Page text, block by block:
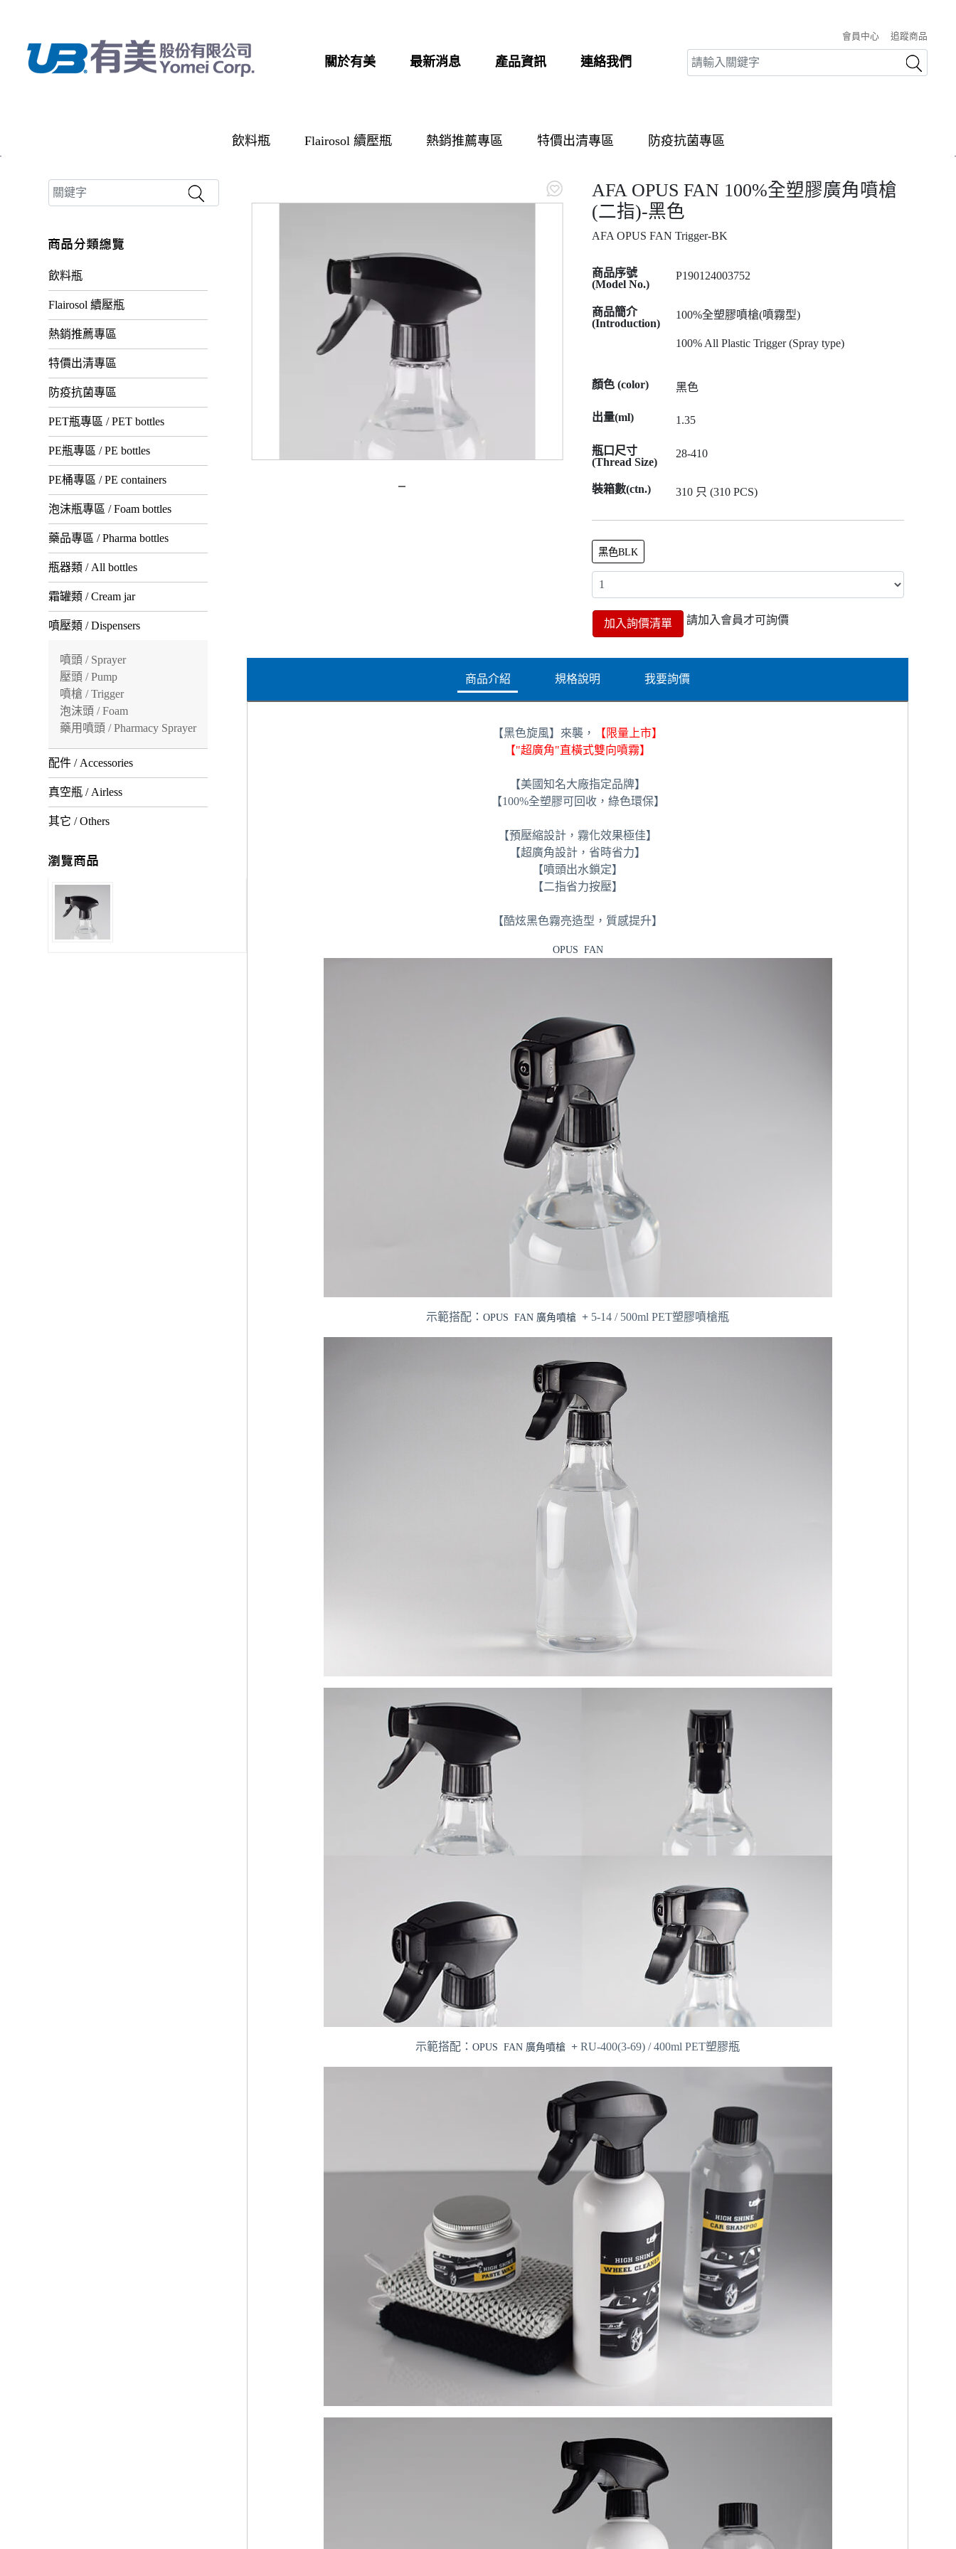
會員中心 追蹤商品
關於有美 最新消息 產品資訊 連絡我們
飲料瓶 Flairosol 續壓瓶 熱銷推薦專區 特價出清專區 防疫抗菌專區
飲料瓶
Flairosol 續壓瓶
熱銷推薦專區
特價出清專區
防疫抗菌專區
PET瓶專區 / PET bottles
PE瓶專區 / PE bottles
PE桶專區 / PE containers
泡沫瓶專區 / Foam bottles
藥品專區 / Pharma bottles
瓶器類 / All bottles
霜罐類 / Cream jar
噴壓類 / Dispensers
噴頭 / Sprayer
壓頭 / Pump
噴槍 / Trigger
泡沫頭 / Foam
藥用噴頭 / Pharmacy Sprayer
配件 / Accessories
真空瓶 / Airless
其它 / Others
AFA OPUS FAN 100%全塑膠廣角噴槍
(二指)-黑色
AFA OPUS FAN Trigger-BK
商品序號
(Model No.)
P190124003752
商品簡介
(Introduction)
100%全塑膠噴槍(噴霧型)
100% All Plastic Trigger (Spray type)
顏色 (color) 黑色
出量(ml) 1.35
瓶口尺寸
(Thread Size)
28-410
裝箱數(ctn.) 310 只 (310 PCS)
黑色BLK
加入詢價清單 請加入會員才可詢價
商品介紹 規格說明 我要詢價
【黑色旋風】來襲，
【限量上市】
【"超廣角"直橫式雙向噴霧】
【美國知名大廠指定品牌】
【100%全塑膠可回收，綠色環保】
【預壓縮設計，霧化效果極佳】
【超廣角設計 ， 省時省力】
【噴頭出水鎖定】
【二指省力按壓】
【酷炫黑色霧亮造型，質感提升】
OPUS FAN
示範搭配： OPUS FAN 廣角噴槍 + 5-14 / 500ml PET塑膠噴槍瓶
示範搭配： OPUS FAN 廣角噴槍 + RU-400(3-69) / 400ml PET塑膠瓶